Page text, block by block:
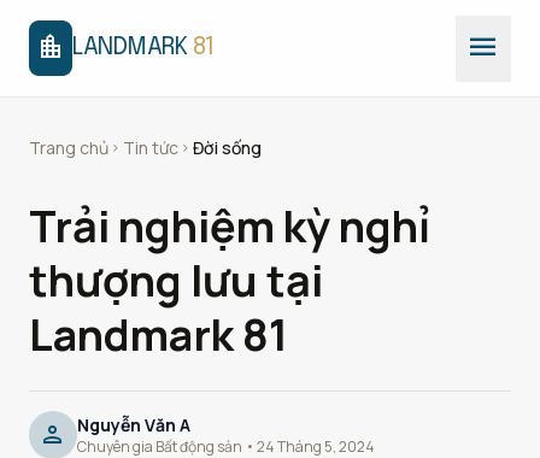
location_city LANDMARK 81 menu
Trang chủ chevron_right Tin tức chevron_right Đời sống
Trải nghiệm kỳ nghỉ
thượng lưu tại
Landmark 81
person Nguyễn Văn A
Chuyên gia Bất động sản • 24 Tháng 5, 2024